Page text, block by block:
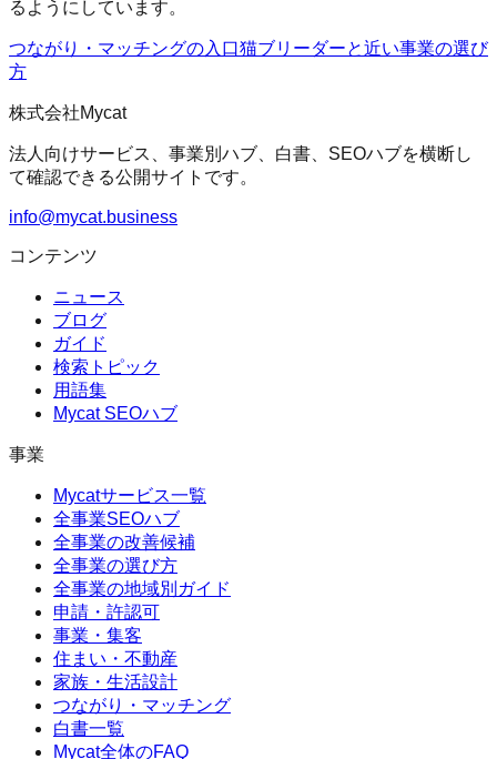
るようにしています。
つながり・マッチングの入口猫ブリーダーと近い事業の選び
方
株式会社Mycat
法人向けサービス、事業別ハブ、白書、SEOハブを横断し
て確認できる公開サイトです。
info@mycat.business
コンテンツ
ニュース
ブログ
ガイド
検索トピック
用語集
Mycat SEOハブ
事業
Mycatサービス一覧
全事業SEOハブ
全事業の改善候補
全事業の選び方
全事業の地域別ガイド
申請・許認可
事業・集客
住まい・不動産
家族・生活設計
つながり・マッチング
白書一覧
Mycat全体のFAQ